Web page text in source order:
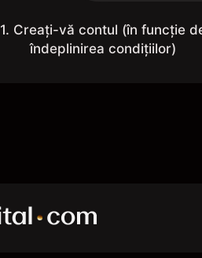
1. Creați-vă contul (în funcție
îndeplinirea condițiilor)